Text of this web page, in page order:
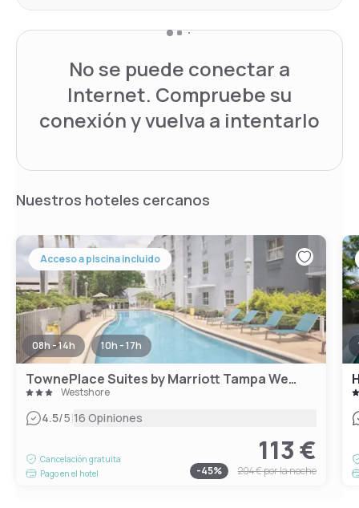
No se puede conectar a
Internet. Compruebe su
conexión y vuelva a intentarlo
Nuestros hoteles cercanos
Acceso a piscina incluido
08h - 14h 10h - 17h
TownePlace Suites by Marriott Tampa Westshore/Airport
Westshore
4.5/5|16 Opiniones
Cancelación gratuita
Pago en el hotel
113 €
-45% 204 €por la noche